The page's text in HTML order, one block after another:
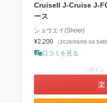
CruiseII J-Cruise J-
ース
ショウエイ(Shoei)
¥2,200
（2026/08/06 04:54
口コミを見る
＼ポイン